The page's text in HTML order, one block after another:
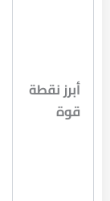
أبرز نقطة
قوة